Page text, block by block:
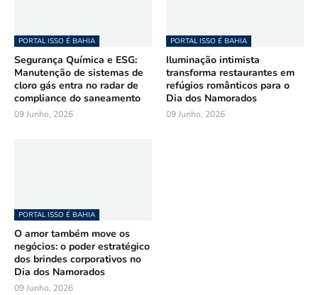
PORTAL ISSO É BAHIA
Segurança Química e ESG:
Manutenção de sistemas de
cloro gás entra no radar de
compliance do saneamento
09 Junho, 2026
PORTAL ISSO É BAHIA
Iluminação intimista
transforma restaurantes em
refúgios românticos para o
Dia dos Namorados
09 Junho, 2026
PORTAL ISSO É BAHIA
O amor também move os
negócios: o poder estratégico
dos brindes corporativos no
Dia dos Namorados
09 Junho, 2026